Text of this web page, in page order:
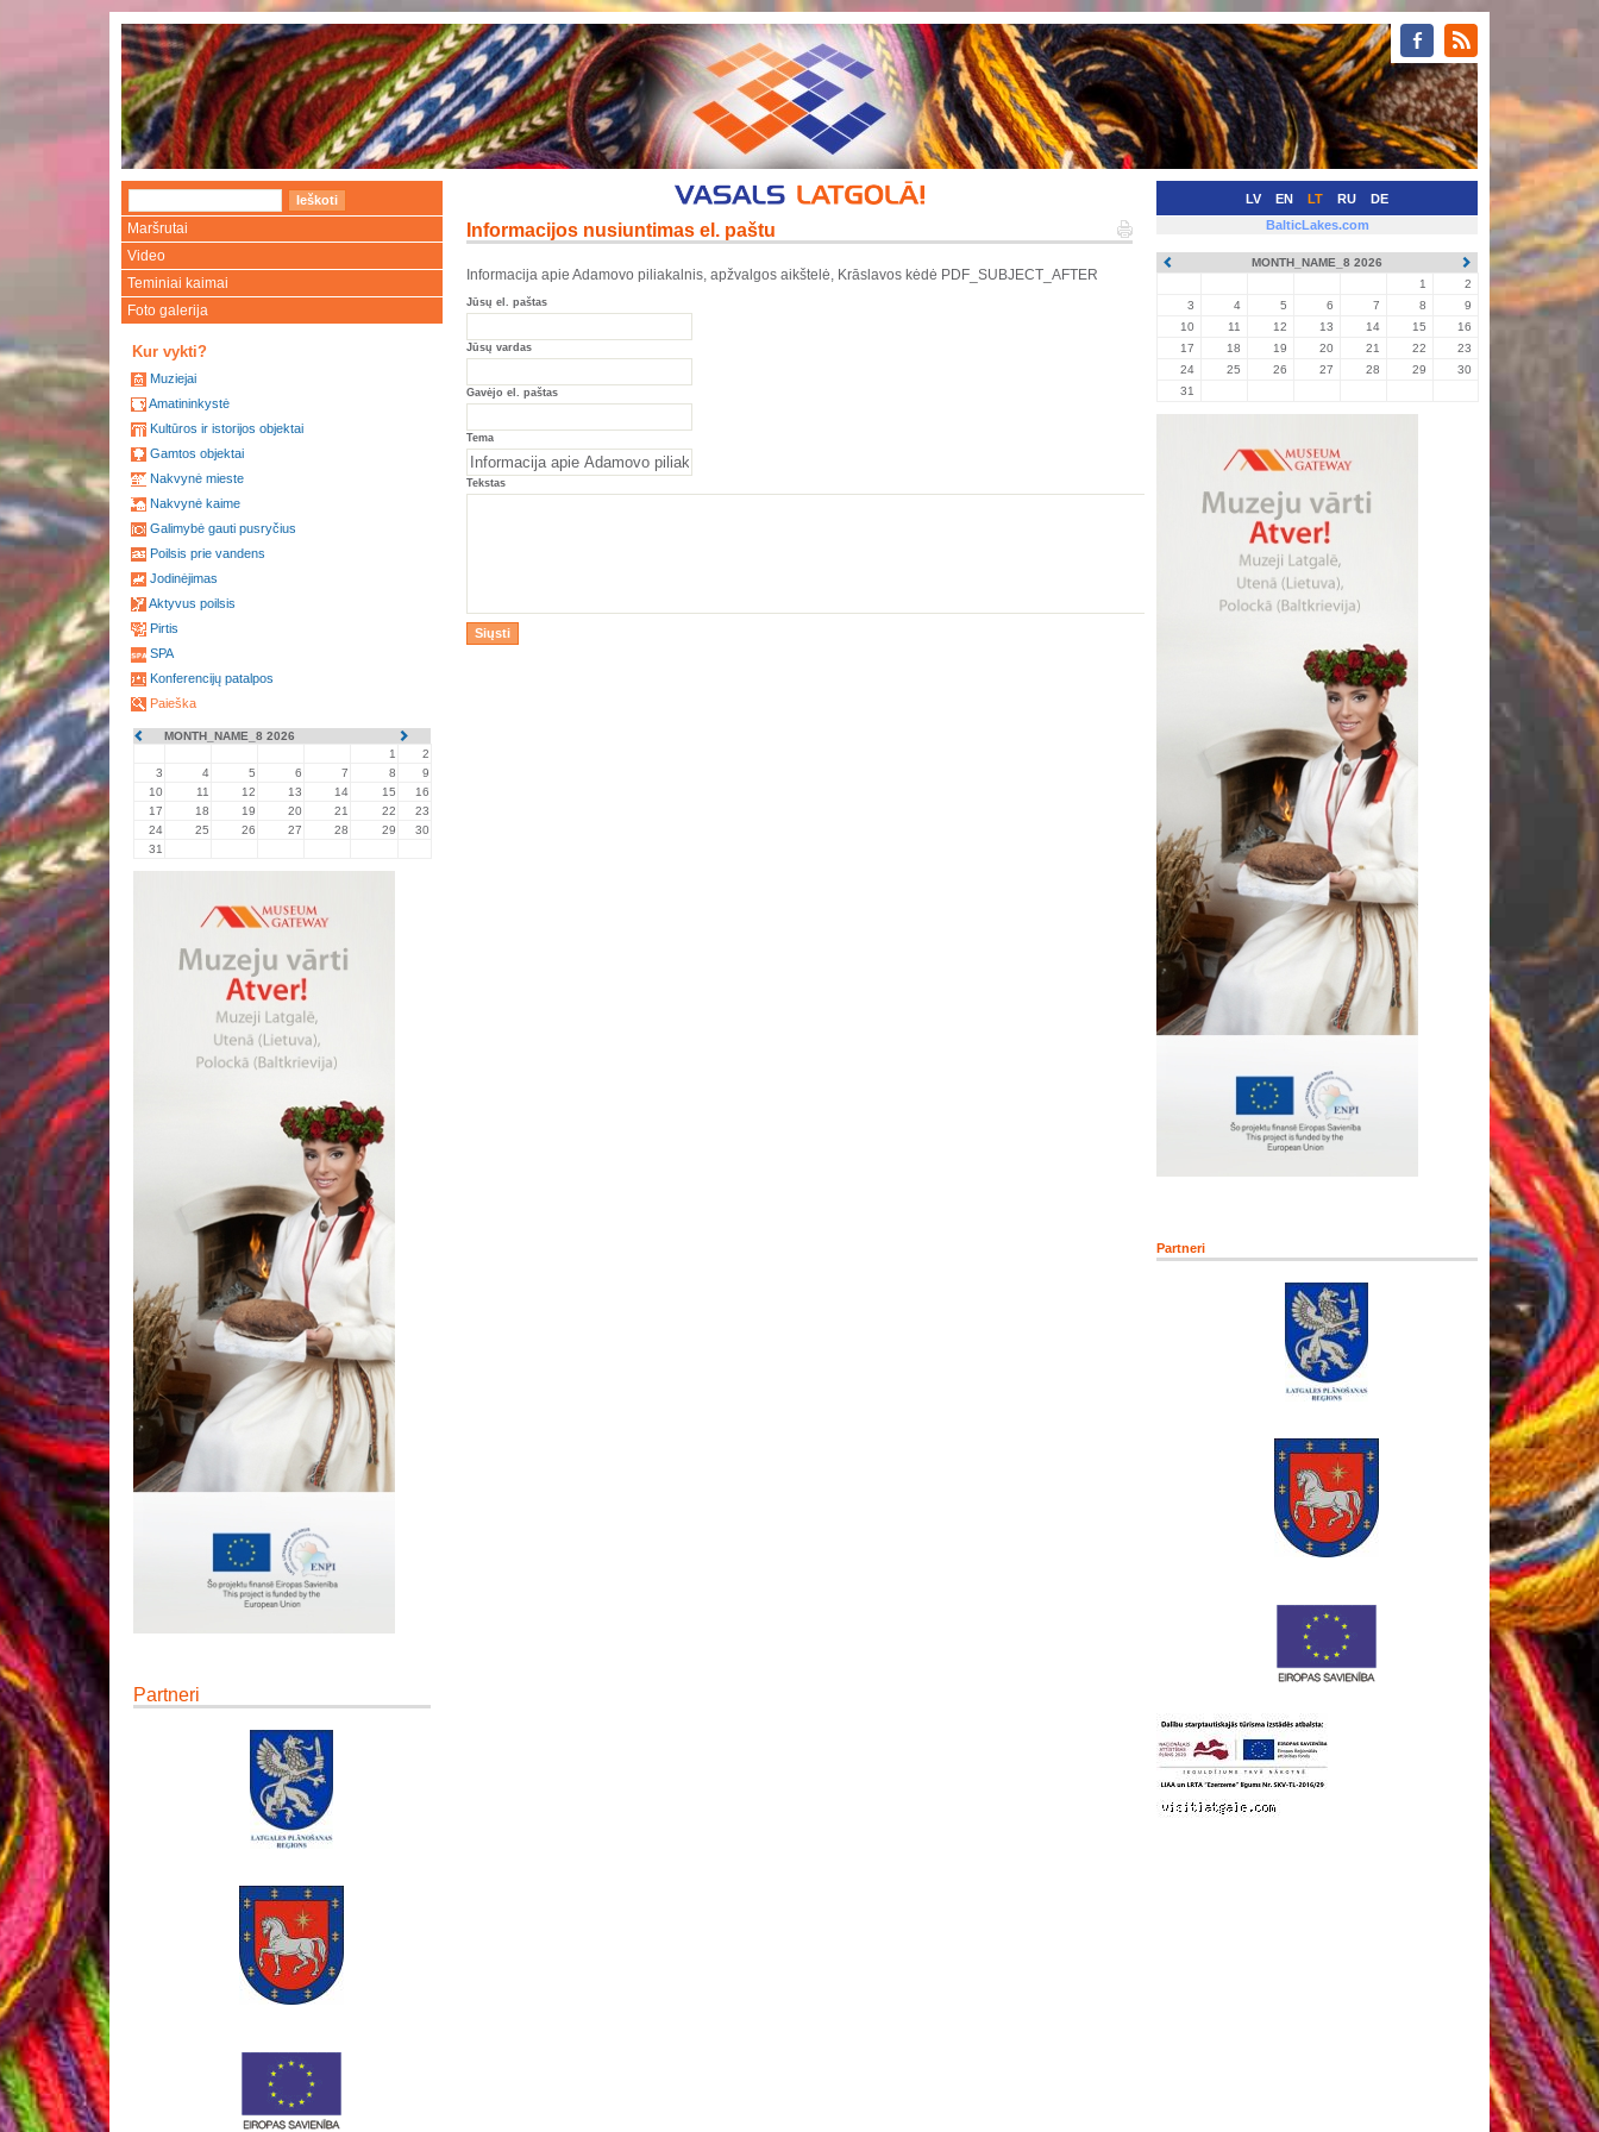
LV EN LT RU DE
Maršrutai
Video
Teminiai kaimai
Foto galerija
Kur vykti?
Muziejai
Amatininkystė
Kultūros ir istorijos objektai
Gamtos objektai
Nakvynė mieste
Nakvynė kaime
Galimybė gauti pusryčius
Poilsis prie vandens
Jodinėjimas
Aktyvus poilsis
Pirtis
SPA
Konferencijų patalpos
Paieška
MONTH_NAME_8 2026
1
2
3
4 5 6 7 8
9
10
11 12 13 14 15
16
17
18 19 20 21 22
23
24
25 26 27 28 29
30
31
Partneri
Informacijos nusiuntimas el. paštu
Informacija apie Adamovo piliakalnis, apžvalgos aikštelė, Krāslavos kėdė PDF_SUBJECT_AFTER
Jūsų el. paštas
Jūsų vardas
Gavėjo el. paštas
Tema
Tekstas
BalticLakes.com
MONTH_NAME_8 2026
1
2
3
4 5 6 7 8
9
10
11 12 13 14 15
16
17
18 19 20 21 22
23
24
25 26 27 28 29
30
31
Partneri